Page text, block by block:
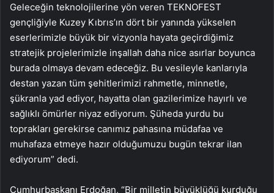
Geleceğin teknolojilerine yön veren TEKNOFEST
gençliğiyle Kuzey Kıbrıs’ın dört bir yanında yükselen
eserlerimizle büyük bir vizyonla hayata geçirdiğimiz
stratejik projelerimizle inşallah daha nice asırlar boyunca
burada olmaya devam edeceğiz. Bu vesileyle kanlarıyla
destan yazan tüm şehitlerimizi rahmetle, minnetle,
şükranla yad ediyor, hayatta olan gazilerimize hayırlı ve
sağlıklı ömürler niyaz ediyorum. Şüheda yurdu bu
toprakları gerekirse canımız pahasına müdafaa ve
muhafaza etmeye hazır olduğumuzu bugün tekrar ilan
ediyorum” dedi.
Cumhurbaşkanı Erdoğan, “Bir milletin büyüklüğü kurduğu